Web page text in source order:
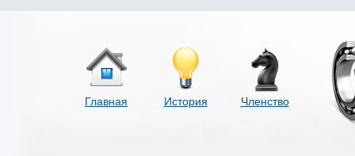
Главная История Членство